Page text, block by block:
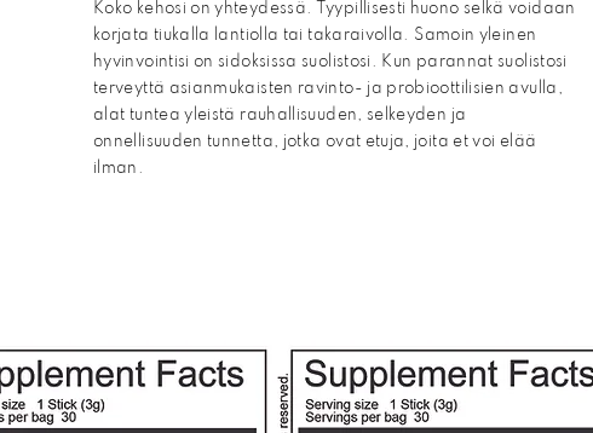
Koko kehosi on yhteydessä. Tyypillisesti huono selkä voidaan
korjata tiukalla lantiolla tai takaraivolla. Samoin yleinen
hyvinvointisi on sidoksissa suolistosi. Kun parannat suolistosi
terveyttä asianmukaisten ravinto- ja probioottilisien avulla,
alat tuntea yleistä rauhallisuuden, selkeyden ja
onnellisuuden tunnetta, jotka ovat etuja, joita et voi elää
ilman.